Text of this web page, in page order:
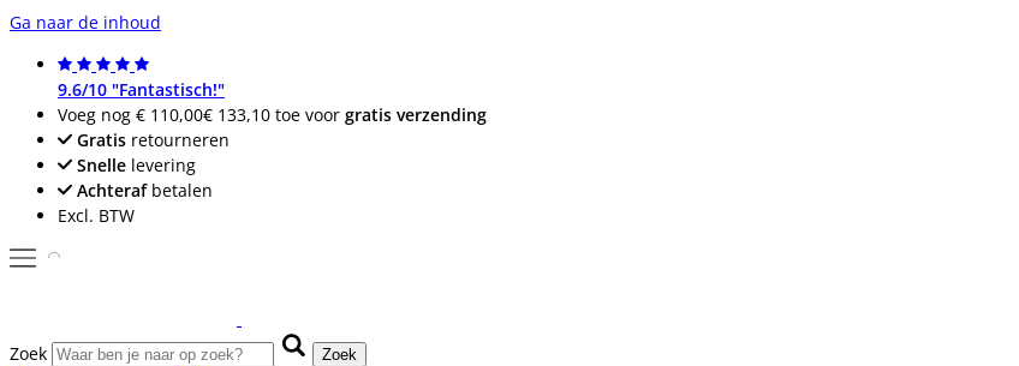
Ga naar de inhoud
9.6/10 "Fantastisch!"
Voeg nog € 110,00€ 133,10 toe voor gratis verzending
Gratis retourneren
Snelle levering
Achterafbetalen
Excl. BTW
Zoek Zoek